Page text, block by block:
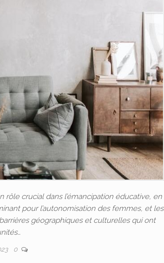
crucial dans l’émancipation éducative, en
pour l’autonomisation des femmes, et les
géographiques et culturelles qui ont
0